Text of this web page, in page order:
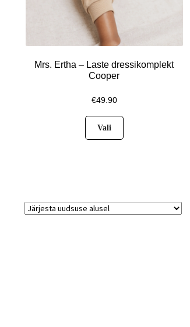
Mrs. Ertha – Laste dressikomplekt
Cooper
€49.90
Vali